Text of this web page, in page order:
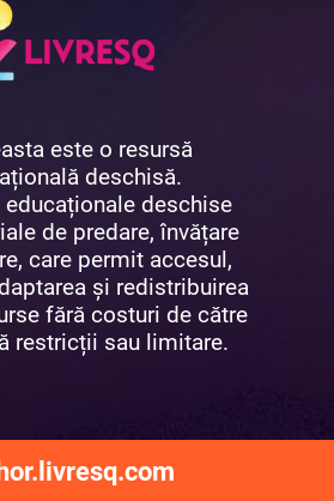
este o resursă
deschisă.
educaționale deschise
de predare, învățare
care permit accesul,
și redistribuirea
fără costuri de către
restricții sau limitare.